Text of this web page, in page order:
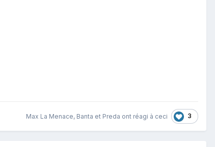
Max La Menace, Banta et Preda ont réagi à ceci 3